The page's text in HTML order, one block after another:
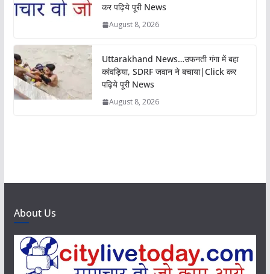
कर पढ़िये पूरी News
August 8, 2026
Uttarakhand News…उफनती गंगा में बहा
कांवड़िया, SDRF जवान ने बचाया|Click कर
पढ़िये पूरी News
August 8, 2026
About Us